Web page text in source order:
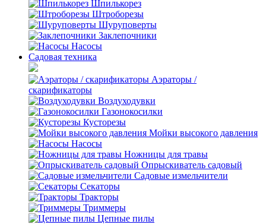
Шпилькорез
Штроборезы
Шуруповерты
Заклепочники
Насосы
Садовая техника
Аэраторы /
скарификаторы
Воздуходувки
Газонокосилки
Кусторезы
Мойки высокого давления
Насосы
Ножницы для травы
Опрыскиватель садовый
Садовые измельчители
Секаторы
Тракторы
Триммеры
Цепные пилы